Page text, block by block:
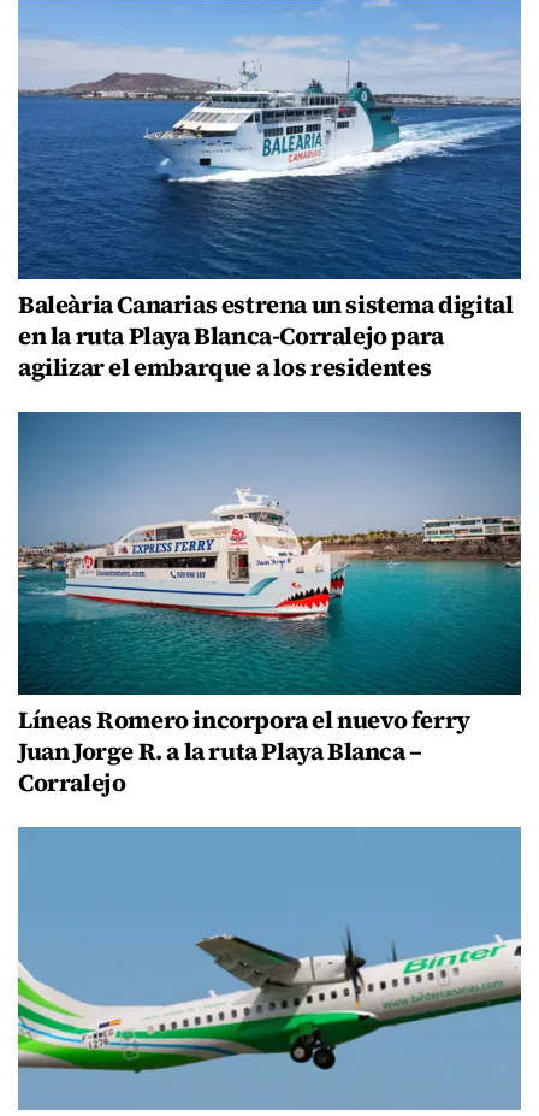
Baleària Canarias estrena un sistema digital
en la ruta Playa Blanca-Corralejo para
agilizar el embarque a los residentes
Líneas Romero incorpora el nuevo ferry
Juan Jorge R. a la ruta Playa Blanca –
Corralejo